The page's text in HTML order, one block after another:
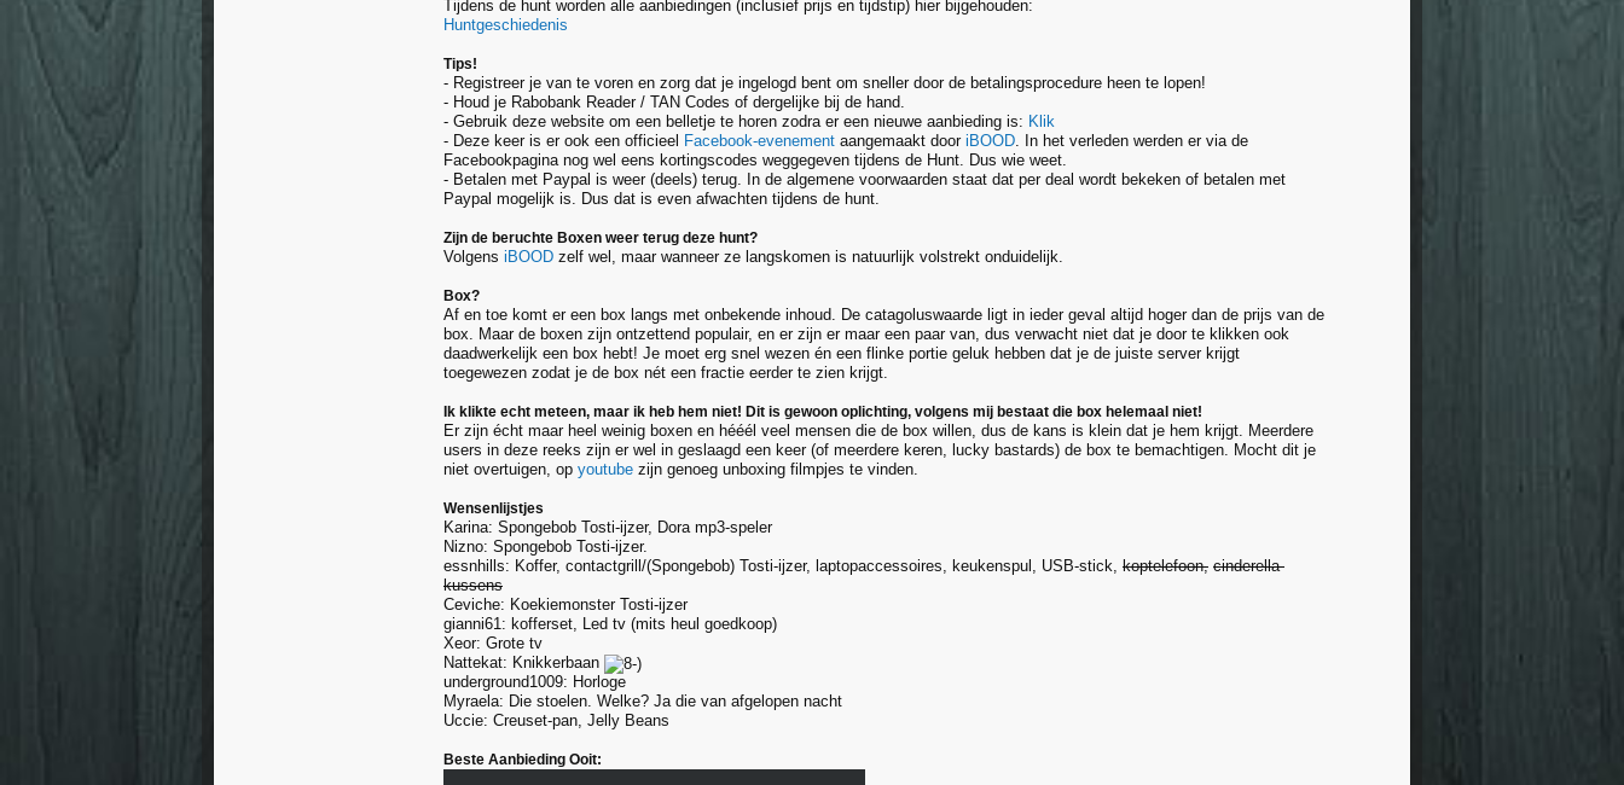
Tijdens de hunt worden alle aanbiedingen (inclusief prijs en tijdstip) hier bijgehouden:
Huntgeschiedenis
Tips!
- Registreer je van te voren en zorg dat je ingelogd bent om sneller door de betalingsprocedure heen te lopen!
- Houd je Rabobank Reader / TAN Codes of dergelijke bij de hand.
- Gebruik deze website om een belletje te horen zodra er een nieuwe aanbieding is: Klik
- Deze keer is er ook een officieel Facebook-evenement aangemaakt door iBOOD. In het verleden werden er via de
Facebookpagina nog wel eens kortingscodes weggegeven tijdens de Hunt. Dus wie weet.
- Betalen met Paypal is weer (deels) terug. In de algemene voorwaarden staat dat per deal wordt bekeken of betalen met
Paypal mogelijk is. Dus dat is even afwachten tijdens de hunt.
Zijn de beruchte Boxen weer terug deze hunt?
Volgens iBOOD zelf wel, maar wanneer ze langskomen is natuurlijk volstrekt onduidelijk.
Box?
Af en toe komt er een box langs met onbekende inhoud. De catagoluswaarde ligt in ieder geval altijd hoger dan de prijs van de
box. Maar de boxen zijn ontzettend populair, en er zijn er maar een paar van, dus verwacht niet dat je door te klikken ook
daadwerkelijk een box hebt! Je moet erg snel wezen én een flinke portie geluk hebben dat je de juiste server krijgt
toegewezen zodat je de box nét een fractie eerder te zien krijgt.
Ik klikte echt meteen, maar ik heb hem niet! Dit is gewoon oplichting, volgens mij bestaat die box helemaal niet!
Er zijn écht maar heel weinig boxen en hééél veel mensen die de box willen, dus de kans is klein dat je hem krijgt. Meerdere
users in deze reeks zijn er wel in geslaagd een keer (of meerdere keren, lucky bastards) de box te bemachtigen. Mocht dit je
niet overtuigen, op youtube zijn genoeg unboxing filmpjes te vinden.
Wensenlijstjes
Karina: Spongebob Tosti-ijzer, Dora mp3-speler
Nizno: Spongebob Tosti-ijzer.
essnhills: Koffer, contactgrill/(Spongebob) Tosti-ijzer, laptopaccessoires, keukenspul, USB-stick, koptelefoon, cinderella-
kussens
Ceviche: Koekiemonster Tosti-ijzer
gianni61: kofferset, Led tv (mits heul goedkoop)
Xeor: Grote tv
Nattekat: Knikkerbaan
underground1009: Horloge
Myraela: Die stoelen. Welke? Ja die van afgelopen nacht
Uccie: Creuset-pan, Jelly Beans
Beste Aanbieding Ooit: